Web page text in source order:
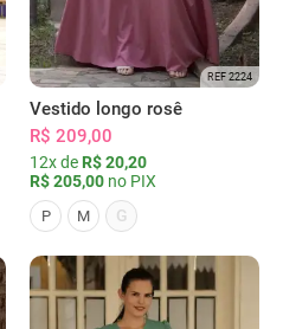
REF 2224
Vestido longo rosê
R$ 209,00
12x de R$ 20,20
R$ 205,00 no PIX
P M G